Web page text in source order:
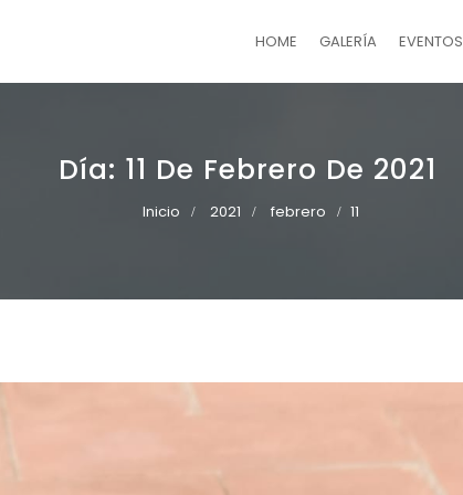
HOME GALERÍA EVENTOS
Día: 11 De Febrero De 2021
Inicio 2021 febrero 11